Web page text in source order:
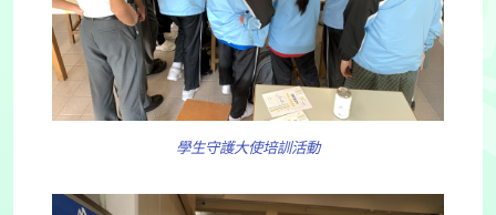
學生守護大使培訓活動